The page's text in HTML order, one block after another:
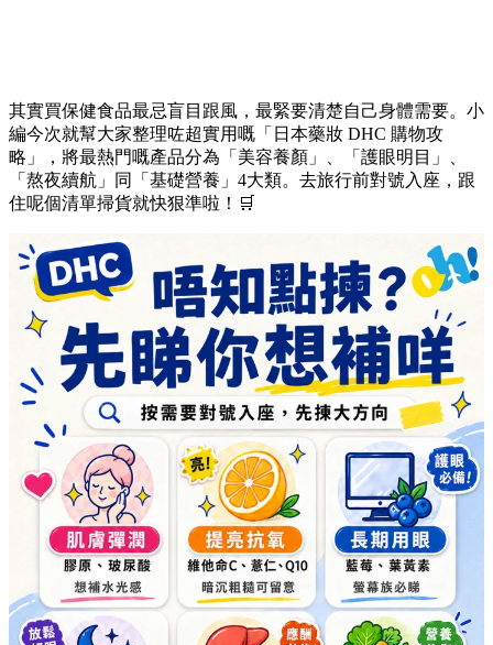
其實買保健食品最忌盲目跟風，最緊要清楚自己身體需要。小
編今次就幫大家整理咗超實用嘅「日本藥妝 DHC 購物攻
略」，將最熱門嘅產品分為「美容養顏」、「護眼明目」、
「熬夜續航」同「基礎營養」4大類。去旅行前對號入座，跟
住呢個清單掃貨就快狠準啦！🛒